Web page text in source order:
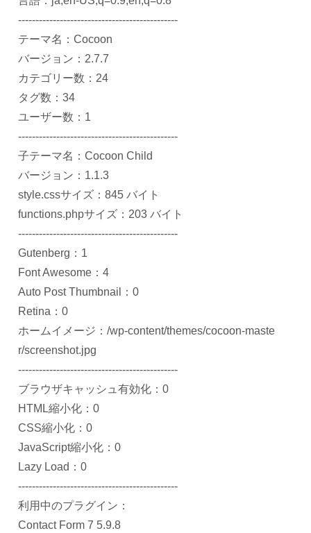
----------------------------------------------
テーマ名：Cocoon
バージョン：2.7.7
カテゴリー数：24
タグ数：34
ユーザー数：1
----------------------------------------------
子テーマ名：Cocoon Child
バージョン：1.1.3
style.cssサイズ：845 バイト
functions.phpサイズ：203 バイト
----------------------------------------------
Gutenberg：1
Font Awesome：4
Auto Post Thumbnail：0
Retina：0
ホームイメージ：/wp-content/themes/cocoon-maste
r/screenshot.jpg
----------------------------------------------
ブラウザキャッシュ有効化：0
HTML縮小化：0
CSS縮小化：0
JavaScript縮小化：0
Lazy Load：0
----------------------------------------------
利用中のプラグイン：
Contact Form 7 5.9.8